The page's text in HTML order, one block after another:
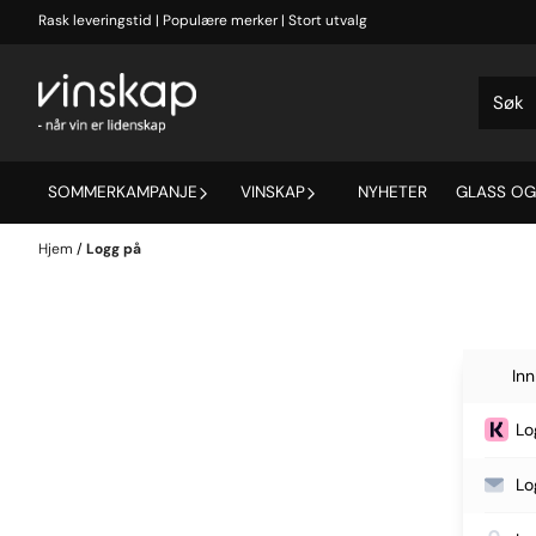
Hopp til innhold
Rask leveringstid | Populære merker | Stort utvalg
SOMMERKAMPANJE VINSKAP NYHETER GLASS
Hjem /Logg på